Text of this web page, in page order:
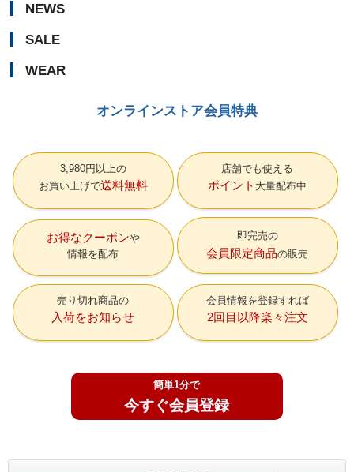
NEWS
SALE
WEAR
オンラインストア会員特典
3,980円以上の
お買い上げで送料無料
店舗でも使える
ポイント 大量配布中
お得なクーポン
情報を配布
即完売の
会員限定商品の販売
売り切れ商品の
入荷をお知らせ
会員情報を登録すれば
2回目以降楽々注文
簡単1分で
今すぐ会員登録